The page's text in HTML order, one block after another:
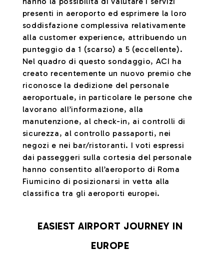
presenti in aeroporto ed esprimere la loro
soddisfazione complessiva relativamente
alla customer experience, attribuendo un
punteggio da 1 (scarso) a 5 (eccellente).
Nel quadro di questo sondaggio, ACI ha
creato recentemente un nuovo premio che
riconosce la dedizione del personale
aeroportuale, in particolare le persone che
lavorano all’informazione, alla
manutenzione, al check-in, ai controlli di
sicurezza, al controllo passaporti, nei
negozi e nei bar/ristoranti. I voti espressi
dai passeggeri sulla cortesia del personale
hanno consentito all’aeroporto di Roma
Fiumicino di posizionarsi in vetta alla
classifica tra gli aeroporti europei.
EASIEST AIRPORT JOURNEY IN
EUROPE